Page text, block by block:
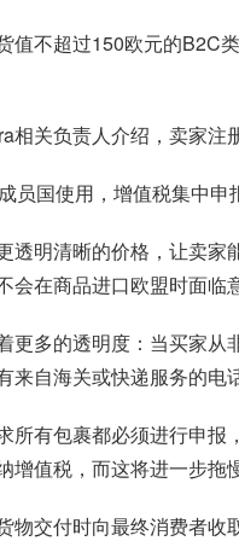
值不超过150欧元的B2C
相关负责人介绍，卖家注
员国使用，增值税集中
透明清晰的价格，让卖
会在商品进口欧盟时面临
更多的透明度：当买家
来自海关或快递服务的电
所有包裹都必须进行申
值税，而这将进一步拖
物交付时向最终消费者收